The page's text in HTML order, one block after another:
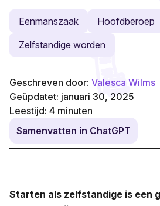
Eenmanszaak
Hoofdberoep
Zelfstandige worden
Geschreven door: Valesca Wilms
Geüpdatet: januari 30, 2025
Leestijd: 4 minuten
Samenvatten in ChatGPT
Starten als zelfstandige is een